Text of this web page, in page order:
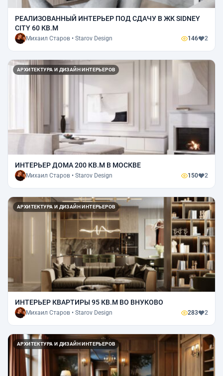
РЕАЛИЗОВАННЫЙ ИНТЕРЬЕР ПОД СДАЧУ В ЖК SIDNEY
CITY 60 КВ.М
Михаил Старов • Starov Design 146 2
АРХИТЕКТУРА И ДИЗАЙН ИНТЕРЬЕРОВ
ИНТЕРЬЕР ДОМА 200 КВ.М В МОСКВЕ
Михаил Старов • Starov Design 150 2
АРХИТЕКТУРА И ДИЗАЙН ИНТЕРЬЕРОВ
ИНТЕРЬЕР КВАРТИРЫ 95 КВ.М ВО ВНУКОВО
Михаил Старов • Starov Design 283 2
АРХИТЕКТУРА И ДИЗАЙН ИНТЕРЬЕРОВ